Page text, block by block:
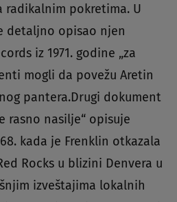
radikalnim pokretima. U
detaljno opisao njen
iz 1971. godine „za
mogli da povežu Aretin
pantera.Drugi dokument
rasno nasilje“ opisuje
kada je Frenklin otkazala
Rocks u blizini Denvera u
izveštajima lokalnih